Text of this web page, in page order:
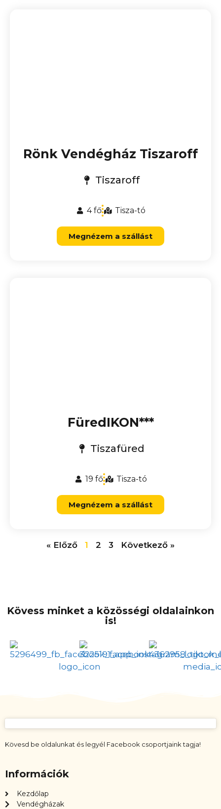
Rönk Vendégház Tiszaroff
Tiszaroff
4 fő Tisza-tó
Megnézem a szállást
FüredIKON***
Tiszafüred
19 fő Tisza-tó
Megnézem a szállást
« Előző 1 2 3 Következő »
Kövess minket a közösségi oldalainkon
is!
Kövesd be oldalunkat és legyél Facebook csoportjaink tagja!
Információk
Kezdőlap
Vendégházak